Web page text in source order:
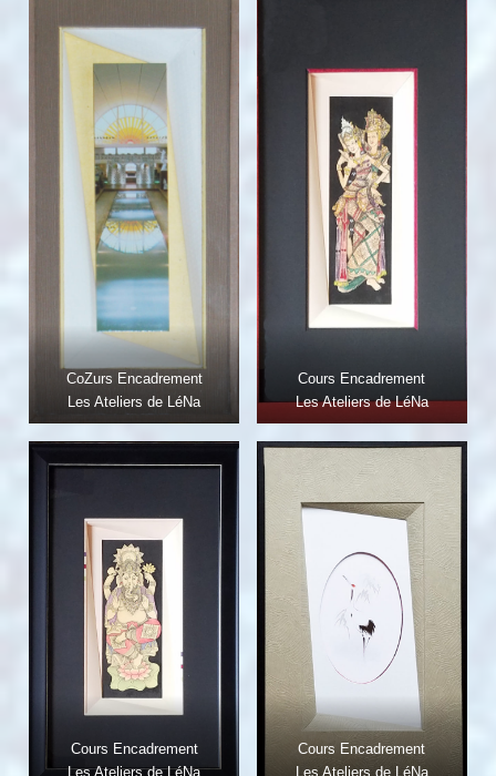
CoZurs Encadrement
Les Ateliers de LéNa
Cours Encadrement
Les Ateliers de LéNa
Cours Encadrement
Les Ateliers de LéNa
Cours Encadrement
Les Ateliers de LéNa